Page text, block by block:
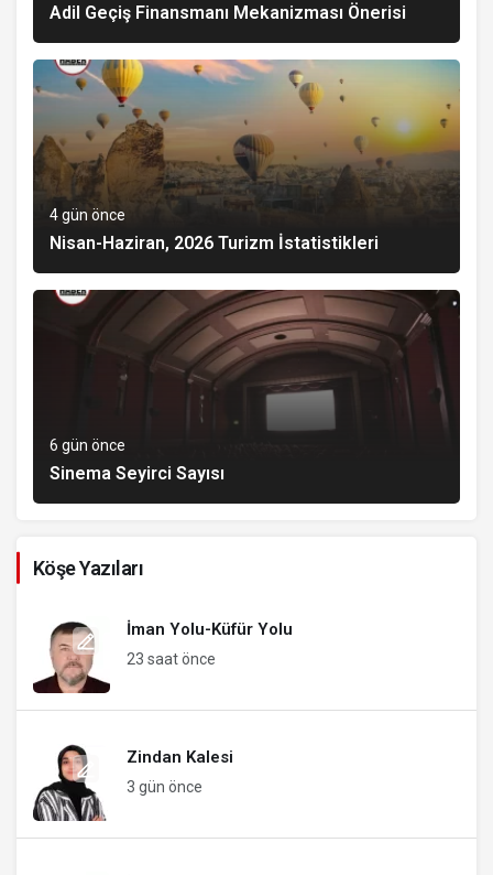
Adil Geçiş Finansmanı Mekanizması Önerisi
4 gün önce
Nisan-Haziran, 2026 Turizm İstatistikleri
6 gün önce
Sinema Seyirci Sayısı
Köşe Yazıları
İman Yolu-Küfür Yolu
23 saat önce
Zindan Kalesi
3 gün önce